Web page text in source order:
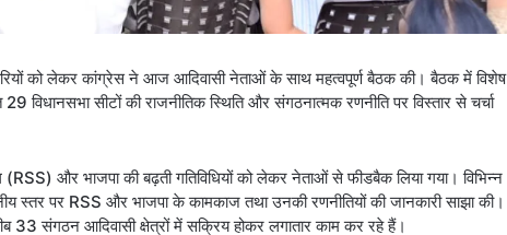
को लेकर कांग्रेस ने आज आदिवासी नेताओं के साथ महत्वपूर्ण बैठक की। बैठक में विशेष
सीटों की राजनीतिक स्थिति और संगठनात्मक रणनीति पर विस्तार से चर्चा
और भाजपा की बढ़ती गतिविधियों को लेकर नेताओं से फीडबैक लिया गया। विभिन्न
स्तर पर RSS और भाजपा के कामकाज तथा उनकी रणनीतियों की जानकारी साझा की।
संगठन आदिवासी क्षेत्रों में सक्रिय होकर लगातार काम कर रहे हैं।